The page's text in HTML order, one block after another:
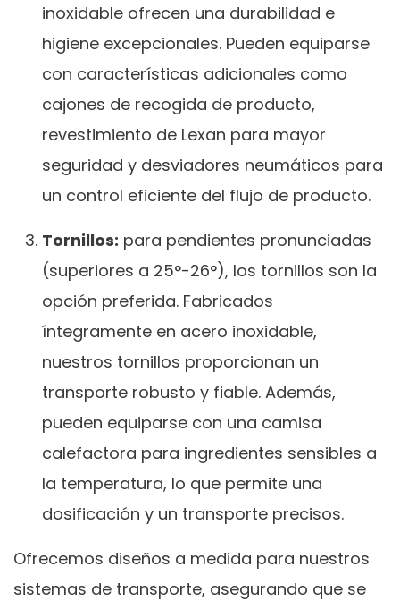
inoxidable ofrecen una durabilidad e
higiene excepcionales. Pueden equiparse
con características adicionales como
cajones de recogida de producto,
revestimiento de Lexan para mayor
seguridad y desviadores neumáticos para
un control eficiente del flujo de producto.
Tornillos: para pendientes pronunciadas
(superiores a 25°-26°), los tornillos son la
opción preferida. Fabricados
íntegramente en acero inoxidable,
nuestros tornillos proporcionan un
transporte robusto y fiable. Además,
pueden equiparse con una camisa
calefactora para ingredientes sensibles a
la temperatura, lo que permite una
dosificación y un transporte precisos.
Ofrecemos diseños a medida para nuestros
sistemas de transporte, asegurando que se